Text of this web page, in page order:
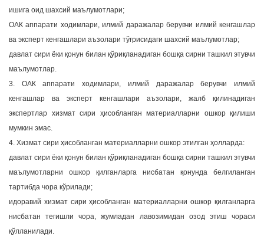
ишига оид шахсий маълумотлари;
ОАК аппарати ходимлари, илмий даражалар берувчи илмий кенгашлар
ва эксперт кенгашлари аъзолари тўғрисидаги шахсий маълумотлар;
давлат сири ёки қонун билан қўриқланадиган бошқа сирни ташкил этувчи
маълумотлар.
3. ОАК аппарати ходимлари, илмий даражалар берувчи илмий
кенгашлар ва эксперт кенгашлари аъзолари, жалб қилинадиган
экспертлар хизмат сири ҳисобланган материалларни ошкор қилиши
мумкин эмас.
4. Хизмат сири ҳисобланган материалларни ошкор этилган ҳолларда:
давлат сири ёки қонун билан қўриқланадиган бошқа сирни ташкил этувчи
маълумотларни ошкор қилганларга нисбатан қонунда белгиланган
тартибда чора кўрилади;
идоравий хизмат сири ҳисобланган материалларни ошкор қилганларга
нисбатан тегишли чора, жумладан лавозимидан озод этиш чораси
қўлланилади.